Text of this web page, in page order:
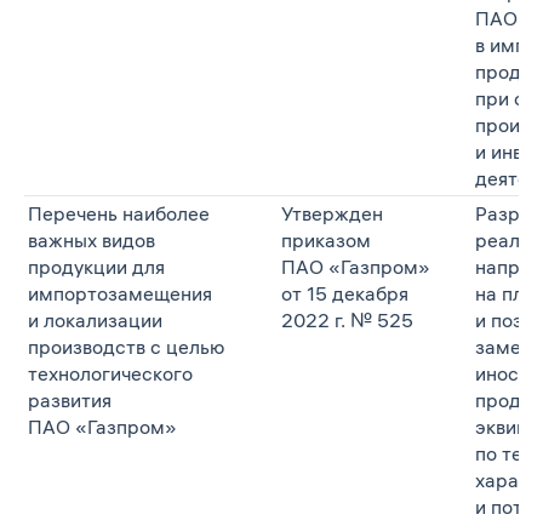
ПАО
в
при
и
Перечень наиболее
важных видов
продукции для
импортозамещения
и локализации
производств с целью
технологического
развития
ПАО «Газпром»
Утвержден
приказом
ПАО «Газпром»
от 15 декабря
2022 г. № 525
на
и
по
и